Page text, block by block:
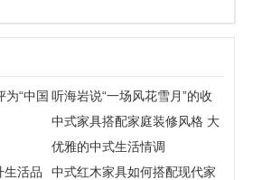
为“中国 听海岩说“一场风花雪月”的收
藏故事
中式家具搭配家庭装修风格 大
量线条让中式更活泼
优雅的中式生活情调
生活品
中式红木家具如何搭配现代家